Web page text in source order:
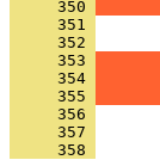
     350
     351
     352
     353
     354
     355
     356
     357
     358